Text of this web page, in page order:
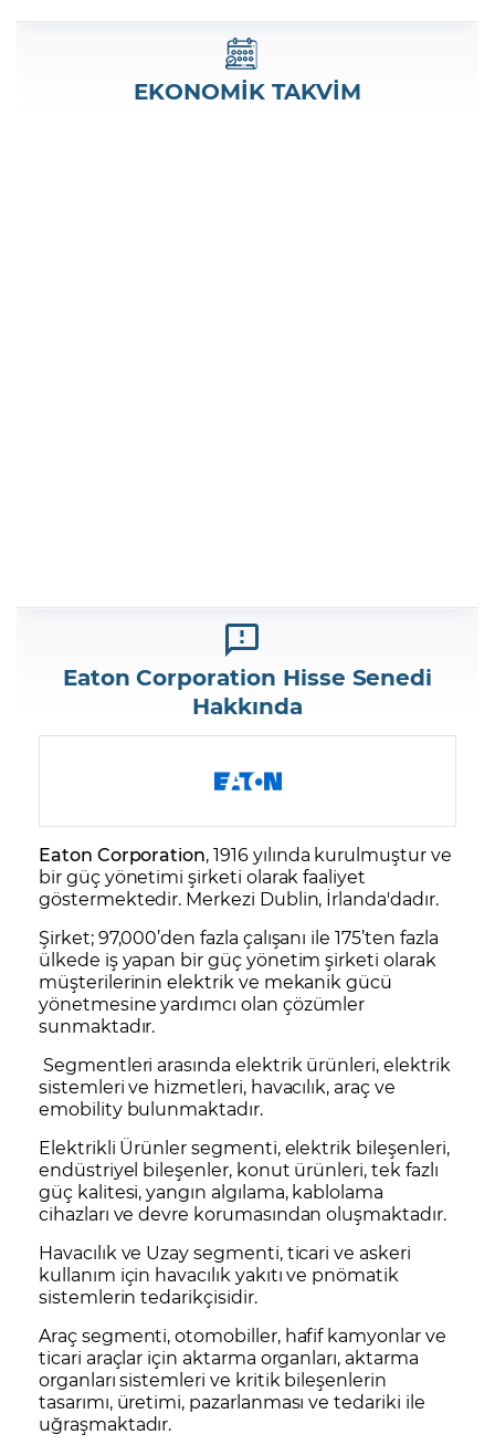
EKONOMİK TAKVİM
Eaton Corporation Hisse Senedi
Hakkında
Eaton Corporation, 1916 yılında kurulmuştur ve
bir güç yönetimi şirketi olarak faaliyet
göstermektedir. Merkezi Dublin, İrlanda'dadır.
Şirket; 97,000’den fazla çalışanı ile 175’ten fazla
ülkede iş yapan bir güç yönetim şirketi olarak
müşterilerinin elektrik ve mekanik gücü
yönetmesine yardımcı olan çözümler
sunmaktadır.
Segmentleri arasında elektrik ürünleri, elektrik
sistemleri ve hizmetleri, havacılık, araç ve
emobility bulunmaktadır.
Elektrikli Ürünler segmenti, elektrik bileşenleri,
endüstriyel bileşenler, konut ürünleri, tek fazlı
güç kalitesi, yangın algılama, kablolama
cihazları ve devre korumasından oluşmaktadır.
Havacılık ve Uzay segmenti, ticari ve askeri
kullanım için havacılık yakıtı ve pnömatik
sistemlerin tedarikçisidir.
Araç segmenti, otomobiller, hafif kamyonlar ve
ticari araçlar için aktarma organları, aktarma
organları sistemleri ve kritik bileşenlerin
tasarımı, üretimi, pazarlanması ve tedariki ile
uğraşmaktadır.